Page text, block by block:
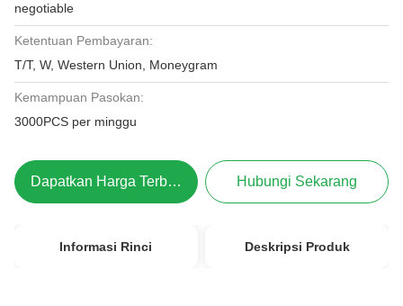
negotiable
Ketentuan Pembayaran:
T/T, W, Western Union, Moneygram
Kemampuan Pasokan:
3000PCS per minggu
Dapatkan Harga Terbaik Hubungi Sekarang
Informasi Rinci Deskripsi Produk